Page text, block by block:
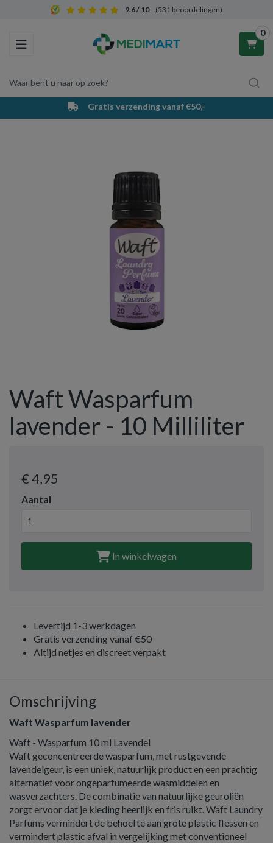
9.6 / 10 (531 beoordelingen)
Toggle navigation
Waar bent u naar op zoek?
0
Winkelwagen
Vul hem met producten.
Gratis verzending vanaf €50,-
Waft Wasparfum
lavender - 10 Milliliter
€ 4,95
Aantal
In winkelwagen
Levertijd 1-3 werkdagen
Gratis verzending vanaf €50
Altijd netjes en discreet verpakt
Omschrijving
Waft Wasparfum lavender
Waft - Wasparfum 10 ml Lavendel
Waft geconcentreerde wasparfum, met rustgevende
lavendelgeur, is een uniek, natuurlijk product en een prachtig
alternatief voor ongeparfumeerde wasmiddelen en
wasverzachters. De combinatie van natuurlijke geuroliën
zorgt ervoor dat je kleding heerlijk en fris ruikt. Waft Laundry
Parfums vermindert de behoefte aan grote plastic flessen en
vermindert plastic afval in vergelijking met conventioneel